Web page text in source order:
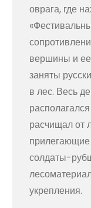
оврага, где
вершины и
заняты
в лес. Весь
расчищал от
прилегающие
солдаты-
укрепления.